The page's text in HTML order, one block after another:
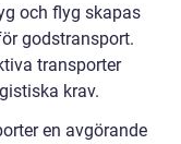
och flyg skapas
godstransport.
transporter
krav.
en avgörande